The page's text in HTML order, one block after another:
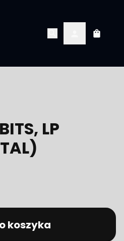
Konto Koszyk
LP
koszyka